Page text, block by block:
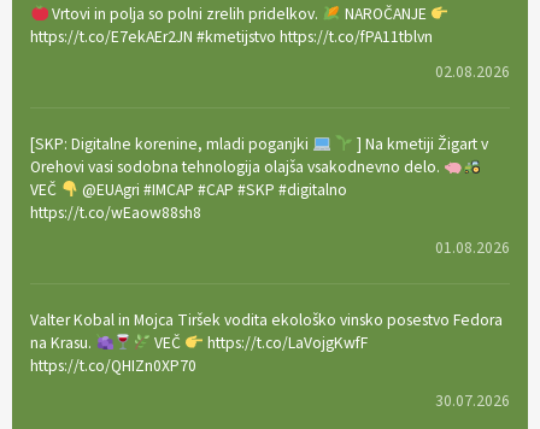
Vrtovi in polja so polni zrelih pridelkov.
NAROČANJE
https://t.co/E7ekAEr2JN #kmetijstvo https://t.co/fPA11tblvn
02.08.2026
[SKP: Digitalne korenine, mladi poganjki
] Na kmetiji Žigart v
Orehovi vasi sodobna tehnologija olajša vsakodnevno delo.
VEČ
@EUAgri #IMCAP #CAP #SKP #digitalno
https://t.co/wEaow88sh8
01.08.2026
Valter Kobal in Mojca Tiršek vodita ekološko vinsko posestvo Fedora
na Krasu.
VEČ
https://t.co/LaVojgKwfF
https://t.co/QHIZn0XP70
30.07.2026